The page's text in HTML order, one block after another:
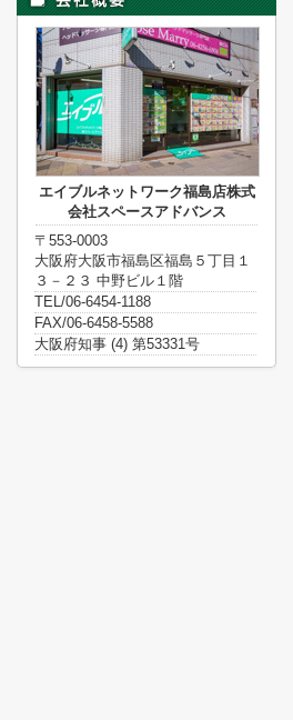
エイブルネットワーク福島店株式
会社スペースアドバンス
〒553-0003
大阪府大阪市福島区福島５丁目１
３－２３ 中野ビル１階
TEL/06-6454-1188
FAX/06-6458-5588
大阪府知事 (4) 第53331号